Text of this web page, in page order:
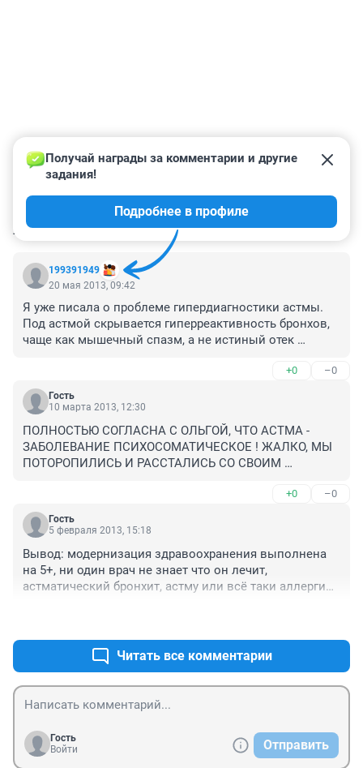
КОММЕНТАРИИ 37
199391949
Получай награды за комментарии и другие
задания!
Подробнее в профиле
20 мая 2013, 09:42
Я уже писала о проблеме гипердиагностики астмы.
Под астмой скрывается гиперреактивность бронхов,
чаще как мышечный спазм, а не истиный отек
быть несколько, у каждого свой и не всегда это
психосоматика. Иногда первопричиной может быть
скрытый дизгормоноз.
+0 –0
Гость
10 марта 2013, 12:30
ПОЛНОСТЬЮ СОГЛАСНА С ОЛЬГОЙ, ЧТО АСТМА -
ЗАБОЛЕВАНИЕ ПСИХОСОМАТИЧЕСКОЕ ! ЖАЛКО, МЫ
ПОТОРОПИЛИСЬ И РАССТАЛИСЬ СО СВОИМ
ЗАВЕСТИ МАЛЕНЬКУЮ СОБАЧКУ. НИКАКИЕ МОРЯ
МОЕМУ РЕБЕНКУ НЕ ПОМОГЛИ И ЖИВЕМ МЫ
ДАЛЕКО НЕ В ГОРОДЕ. ТАК ЧТО ПРИБЫВАЙТЕ В
РОДСТВЕННИКАМИ И КОЛЛЕГАМИ !
+0 –0
Гость
5 февраля 2013, 15:18
Вывод: модернизация здравоохранения выполнена
на 5+, ни один врач не знает что он лечит,
астматический бронхит, астму или всё таки аллергию,
Читать все комментарии
Гость
Войти
Отправить